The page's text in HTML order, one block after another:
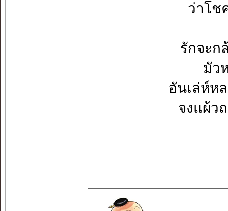
ว่าโช
รักจะ
มัว
อันเล่ห์
จงแผ้ว